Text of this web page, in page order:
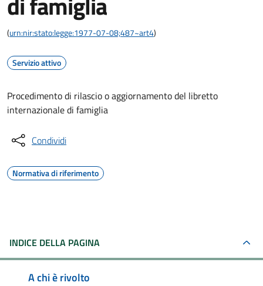
(urn:nir:stato:legge:1977-07-08;487~art4)
Servizio attivo
Procedimento di rilascio o aggiornamento del libretto
internazionale di famiglia
Condividi
Normativa di riferimento
INDICE DELLA PAGINA
A chi è rivolto